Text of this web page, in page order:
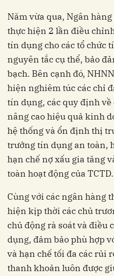
Năm vừa qua, Ngân
thực hiện 2 lần điều
tín dụng cho các tổ chức
nguyên tắc cụ thể, bảo
bạch. Bên cạnh đó,
hiện nghiêm túc các chỉ
tín dụng, các quy định
nâng cao hiệu quả kinh
hệ thống và ổn định thị
trưởng tín dụng an toàn,
hạn chế nợ xấu gia tăng
toàn hoạt động của TCTD.
Cùng với các ngân hàng
hiện kịp thời các chủ
chủ động rà soát và điều
dụng, đảm bảo phù hợp
và hạn chế tối đa các rủi
thanh khoản luôn được